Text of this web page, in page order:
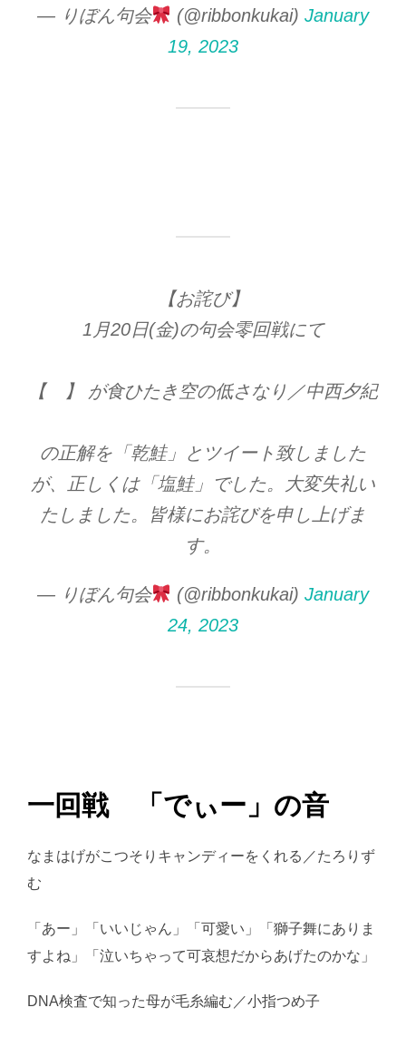
— りぼん句会 (@ribbonkukai)January
19, 2023
【お詫び】
1月20日(金)の句会零回戦にて
【 】 が食ひたき空の低さなり／中西夕紀
の正解を「乾鮭」とツイート致しました
が、正しくは「塩鮭」でした。大変失礼い
たしました。皆様にお詫びを申し上げま
す。
— りぼん句会 (@ribbonkukai)January
24, 2023
一回戦 「でぃー」の音
なまはげがこつそりキャンディーをくれる／たろりず
む
「あー」「いいじゃん」「可愛い」「獅子舞にありま
すよね」「泣いちゃって可哀想だからあげたのかな」
DNA検査で知った母が毛糸編む／小指つめ子